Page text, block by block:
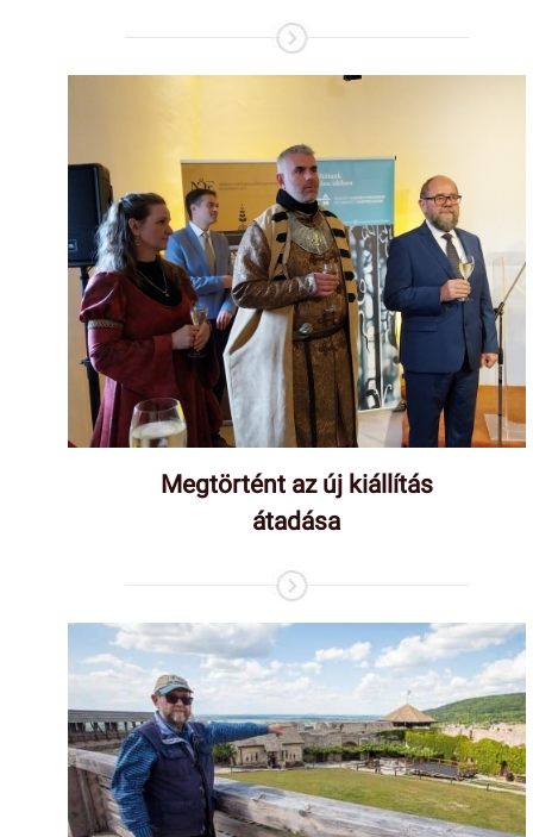
Megtörtént az új kiállítás
átadása